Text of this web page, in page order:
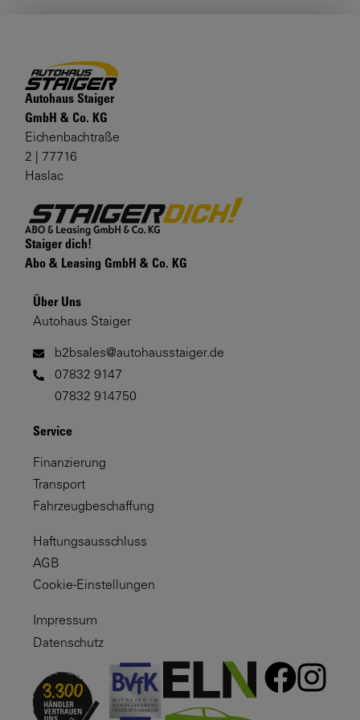
Über Uns
Autohaus Staiger
b2bsales@autohausstaiger.de
07832 9147
07832 914750
Service
Finanzierung
Transport
Fahrzeugbeschaffung
Haftungsausschluss
AGB
Cookie-Einstellungen
Impressum
Datenschutz
Autohaus Staiger
GmbH & Co. KG
Eichenbachtraße
2 | 77716
Haslac
Staiger dich!
Abo & Leasing GmbH & Co. KG